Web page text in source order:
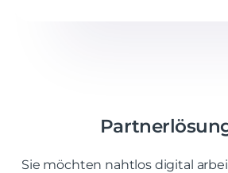
Sie möchten nahtlos digital